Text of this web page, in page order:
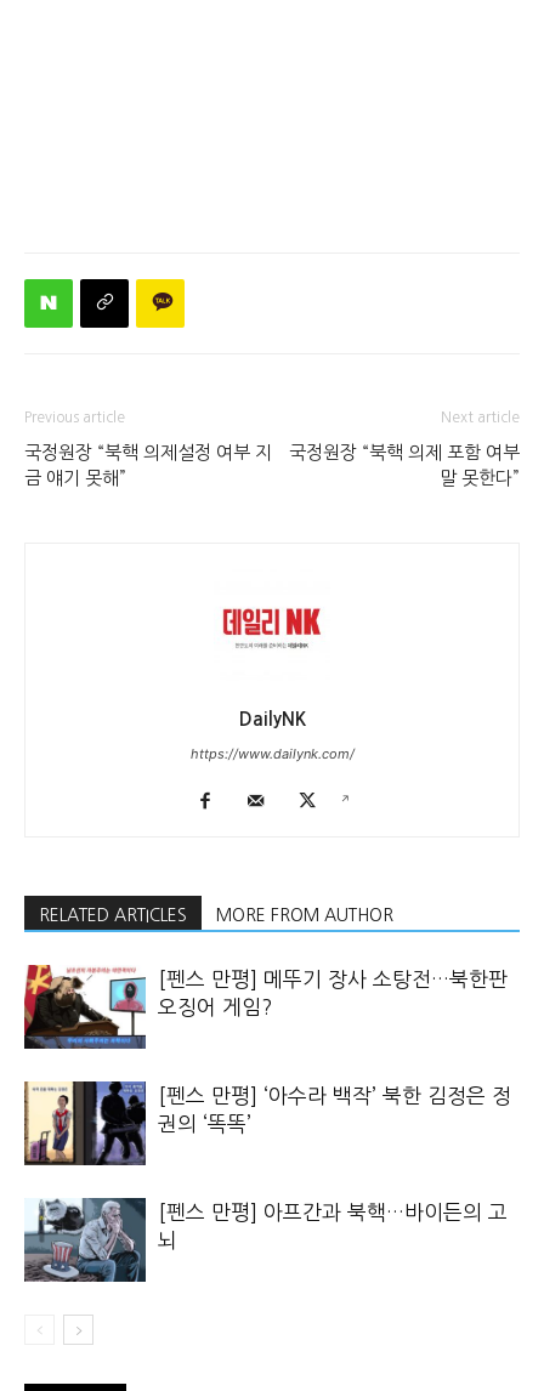
Previous article
국정원장 “북핵 의제설정 여부 지
금 얘기 못해”
Next article
국정원장 “북핵 의제 포함 여부
말 못한다”
DailyNK
https://www.dailynk.com/
RELATED ARTICLES MORE FROM AUTHOR
[펜스 만평] 메뚜기 장사 소탕전…북한판
오징어 게임?
[펜스 만평] ‘아수라 백작’ 북한 김정은 정
권의 ‘똑똑’
[펜스 만평] 아프간과 북핵…바이든의 고
뇌